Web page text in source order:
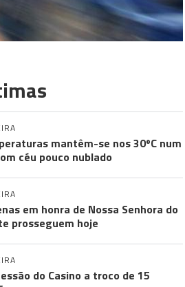
mantêm-se nos 30ºC num
céu pouco nublado
em honra de Nossa Senhora do
prosseguem hoje
do Casino a troco de 15